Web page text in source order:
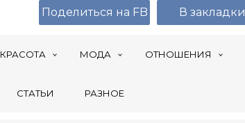
КРАСОТА МОДА ОТНОШЕНИЯ
СТАТЬИ РАЗНОЕ
Поделиться на FB В закладки